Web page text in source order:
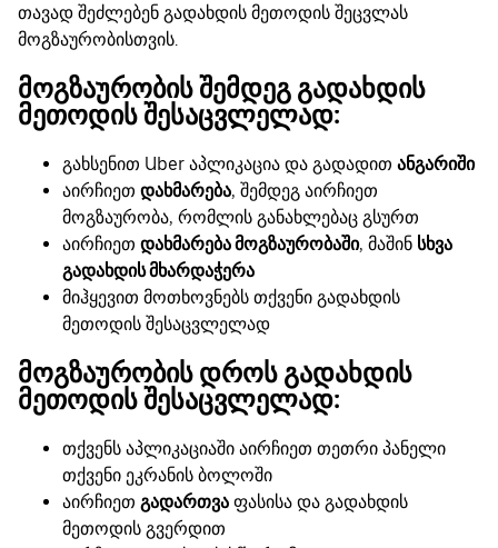
თავად შეძლებენ გადახდის მეთოდის შეცვლას
მოგზაურობისთვის.
მოგზაურობის შემდეგ გადახდის
მეთოდის შესაცვლელად:
გახსენით Uber აპლიკაცია და გადადით ანგარიში
აირჩიეთ დახმარება, შემდეგ აირჩიეთ
მოგზაურობა, რომლის განახლებაც გსურთ
აირჩიეთ დახმარება მოგზაურობაში, მაშინ სხვა
გადახდის მხარდაჭერა
მიჰყევით მოთხოვნებს თქვენი გადახდის
მეთოდის შესაცვლელად
მოგზაურობის დროს გადახდის
მეთოდის შესაცვლელად:
თქვენს აპლიკაციაში აირჩიეთ თეთრი პანელი
თქვენი ეკრანის ბოლოში
აირჩიეთ გადართვა ფასისა და გადახდის
მეთოდის გვერდით